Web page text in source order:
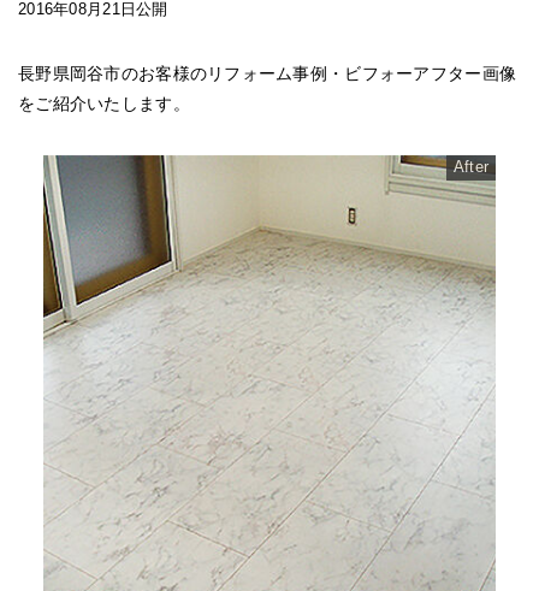
2016年08月21日公開
長野県岡谷市のお客様のリフォーム事例・ビフォーアフター画像
をご紹介いたします。
After